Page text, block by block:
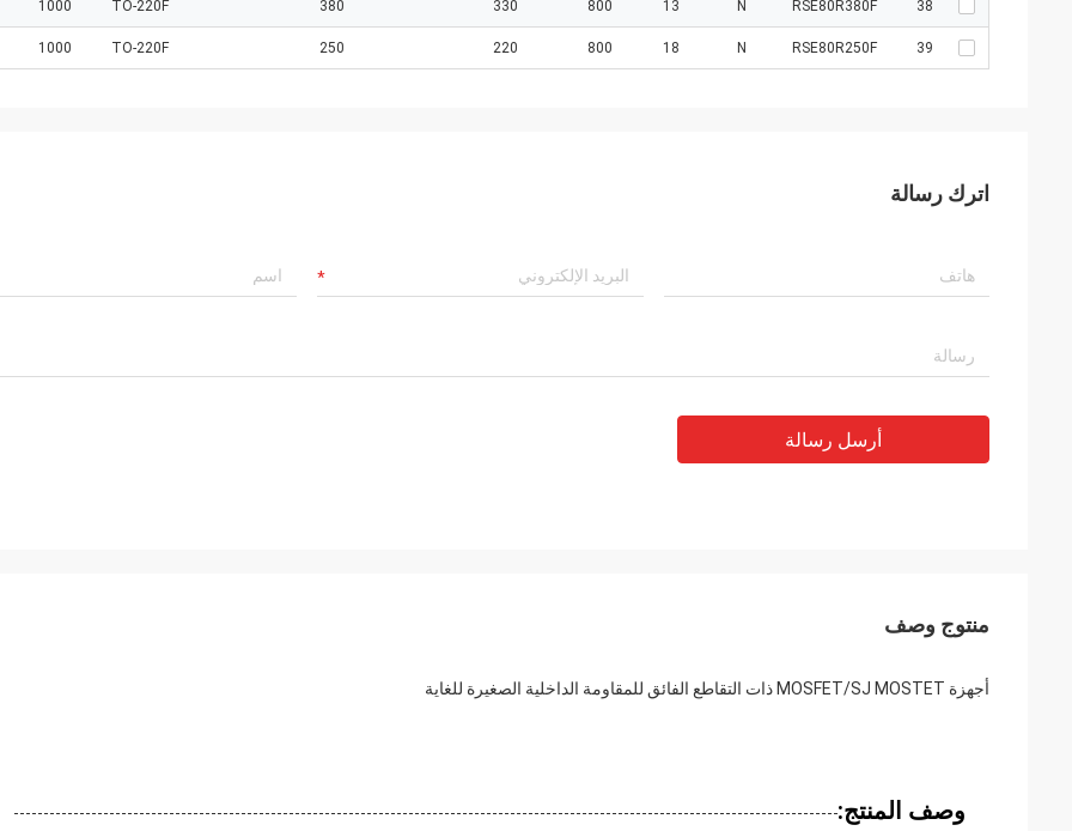
38
RSE80R380F
N
13
800
330
380
TO-220F
1000
39
RSE80R250F
N
18
800
220
250
TO-220F
1000
اترك رسالة
أرسل رسالة
منتوج وصف
أجهزة MOSFET/SJ MOSTET ذات التقاطع الفائق للمقاومة الداخلية الصغيرة للغاية
وصف المنتج: